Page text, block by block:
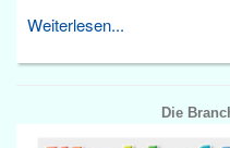
Weiterlesen...
Die